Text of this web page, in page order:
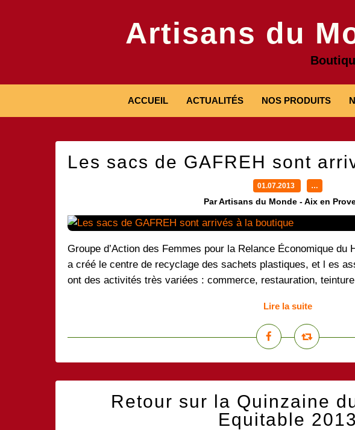
Artisans du
ACCUEIL ACTUALITÉS NOS PRODUITS
Les sacs de GAFREH sont
01.07.2013 …
Par Artisans du Monde - Aix en
Groupe d’Action des Femmes pour la Relance Économique du
a créé le centre de recyclage des sachets plastiques, et l es
ont des activités très variées : commerce, restauration,
Lire la suite
Retour sur la Quinzaine
Equitable 2013